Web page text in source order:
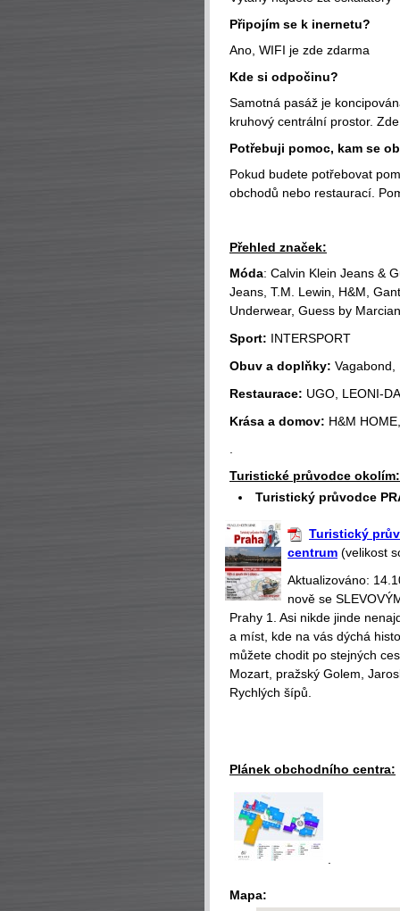
Připojím se k inernetu?
Ano, WIFI je zde zdarma
Kde si odpočinu?
Samotná pasáž je
kruhový centrální prostor.
Potřebuji pomoc, kam se
Pokud budete potřebovat
obchodů nebo restaurací.
Přehled značek:
Móda: Calvin Klein Jeans &
Jeans, T.M. Lewin, H&M,
Underwear, Guess by
Sport: INTERSPORT
Obuv a doplňky: Vagabond,
Restaurace: UGO, LEONI-
Krása a domov: H&M
Turistické průvodce okolím:
Turistický průvodce
Turistický
centrum (velikost
Aktualizováno:
nově se
Prahy 1. Asi nikde jinde
a míst, kde na vás dýchá
můžete chodit po stejných
Mozart, pražský Golem,
Rychlých šípů.
Plánek obchodního centra:
Mapa: